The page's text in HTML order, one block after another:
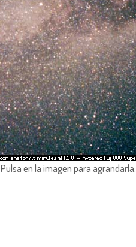
Pulsa en la imagen para agrandarla.